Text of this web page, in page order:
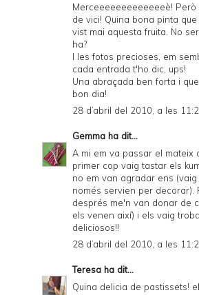
Merceeeeeeeeeeeeeè! Però
de vici! Quina bona pinta que
vist mai aquesta fruita. No
ha?
I les fotos precioses, em
cada entrada t'ho dic, ups!
Una abraçada ben forta i
bon dia!
28 d’abril del 2010, a les
Gemma ha dit...
A mi em va passar el mateix
primer cop vaig tastar els
no em van agradar ens
només servien per decorar).
després me'n van donar de
els venen així) i els vaig
deliciosos!!
28 d’abril del 2010, a les
Teresa ha dit...
Quina delicia de pastissets!